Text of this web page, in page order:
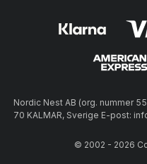
Nordic Nest AB (org. nummer
70 KALMAR, Sverige E-post:
© 2002 - 2026